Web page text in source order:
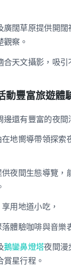
廣闊草原提供開
察。
合天文攝影，吸
動豐富旅遊體
邊還有豐富的夜間
地嚮導帶領探索
供夜間生態導覽，
用地道小吃，
體驗咖啡與音樂
鵝鑾鼻燈塔夜間漫
星行程。